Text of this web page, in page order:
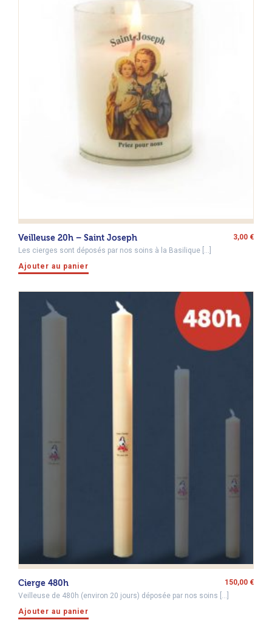
Veilleuse 20h – Saint Joseph 3,00 €
Les cierges sont déposés par nos soins à la Basilique […]
Ajouter au panier
Cierge 480h 150,00 €
Veilleuse de 480h (environ 20 jours) déposée par nos soins […]
Ajouter au panier